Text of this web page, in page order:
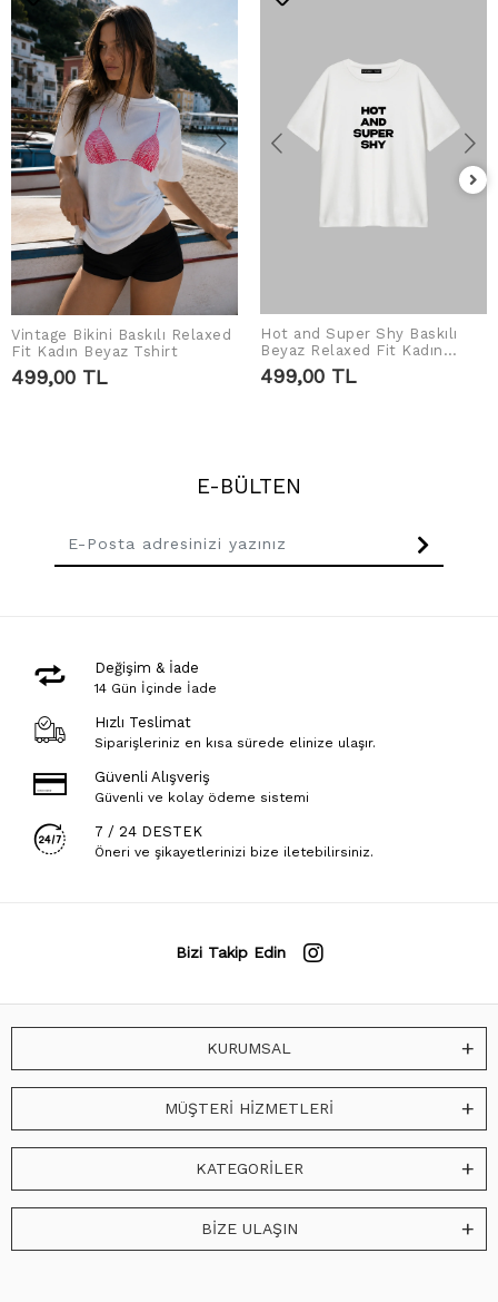
SEPETE EKLE
Vintage Bikini Baskılı Relaxed
Fit Kadın Beyaz Tshirt
499,00 TL
SEPETE EKLE
Hot and Super Shy Baskılı
Beyaz Relaxed Fit Kadın
Tshirt
499,00 TL
E-BÜLTEN
Değişim & İade
14 Gün İçinde İade
Hızlı Teslimat
Siparişleriniz en kısa sürede elinize ulaşır.
Güvenli Alışveriş
Güvenli ve kolay ödeme sistemi
7 / 24 DESTEK
Öneri ve şikayetlerinizi bize iletebilirsiniz.
Bizi Takip Edin
KURUMSAL
MÜŞTERİ HİZMETLERİ
KATEGORİLER
BİZE ULAŞIN